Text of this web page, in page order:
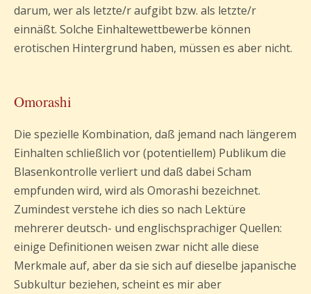
darum, wer als letzte/r aufgibt bzw. als letzte/r
einnäßt. Solche Einhaltewettbewerbe können
erotischen Hintergrund haben, müssen es aber nicht.
Omorashi
Die spezielle Kombination, daß jemand nach längerem
Einhalten schließlich vor (potentiellem) Publikum die
Blasenkontrolle verliert und daß dabei Scham
empfunden wird, wird als Omorashi bezeichnet.
Zumindest verstehe ich dies so nach Lektüre
mehrerer deutsch- und englischsprachiger Quellen:
einige Definitionen weisen zwar nicht alle diese
Merkmale auf, aber da sie sich auf dieselbe japanische
Subkultur beziehen, scheint es mir aber